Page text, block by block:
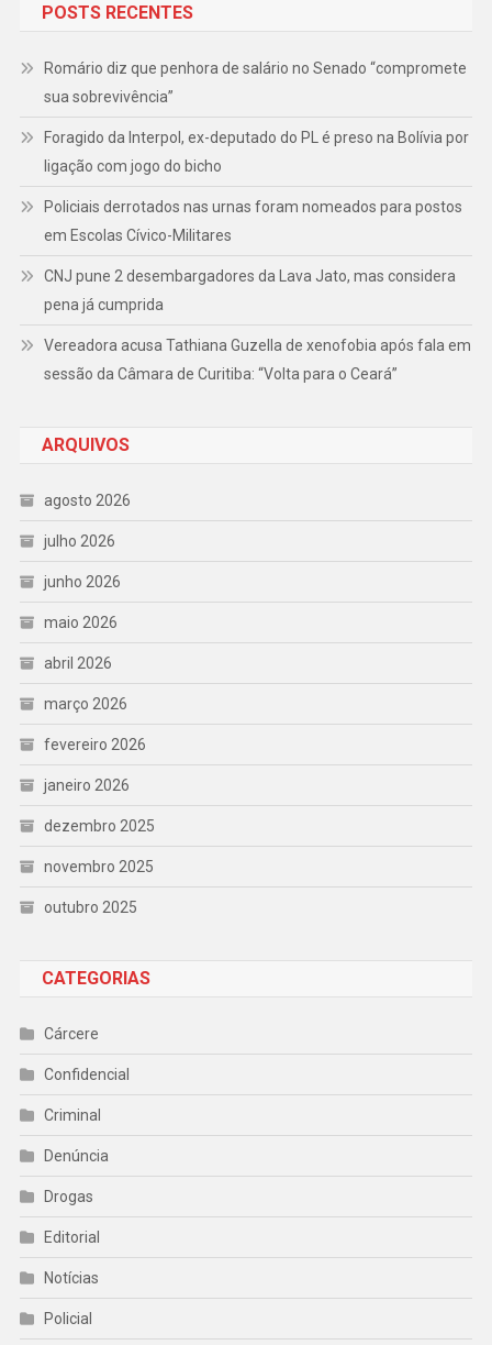
POSTS RECENTES
Romário diz que penhora de salário no Senado “compromete
sua sobrevivência”
Foragido da Interpol, ex-deputado do PL é preso na Bolívia por
ligação com jogo do bicho
Policiais derrotados nas urnas foram nomeados para postos
em Escolas Cívico-Militares
CNJ pune 2 desembargadores da Lava Jato, mas considera
pena já cumprida
Vereadora acusa Tathiana Guzella de xenofobia após fala em
sessão da Câmara de Curitiba: “Volta para o Ceará”
ARQUIVOS
agosto 2026
julho 2026
junho 2026
maio 2026
abril 2026
março 2026
fevereiro 2026
janeiro 2026
dezembro 2025
novembro 2025
outubro 2025
CATEGORIAS
Cárcere
Confidencial
Criminal
Denúncia
Drogas
Editorial
Notícias
Policial